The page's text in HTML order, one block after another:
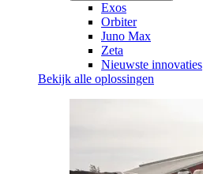
Exos
Orbiter
Juno Max
Zeta
Nieuwste innovaties
Bekijk alle oplossingen